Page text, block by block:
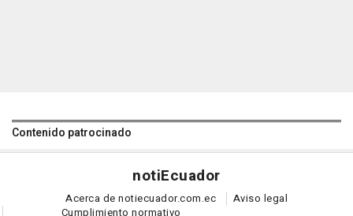
Contenido patrocinado
notiEcuador
Acerca de notiecuador.com.ec
Aviso legal
Cumplimiento normativo